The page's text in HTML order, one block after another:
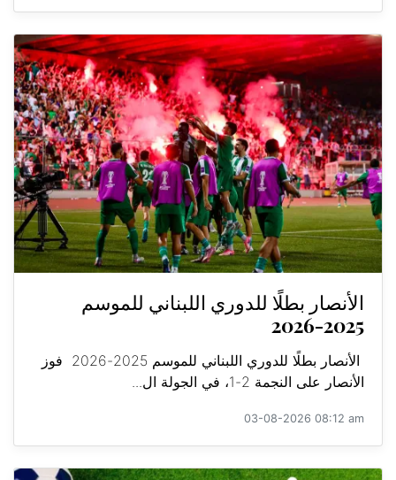
الأنصار بطلًا للدوري اللبناني للموسم
2025-2026
الأنصار بطلًا للدوري اللبناني للموسم 2025-2026 فوز
الأنصار على النجمة 2-1، في الجولة ال...
03-08-2026 08:12 am